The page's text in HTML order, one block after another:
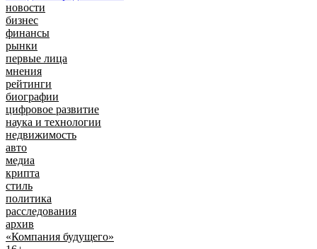
новости
бизнес
финансы
рынки
первые лица
мнения
рейтинги
биографии
цифровое развитие
наука и технологии
недвижимость
авто
медиа
крипта
стиль
политика
расследования
архив
«Компания будущего»